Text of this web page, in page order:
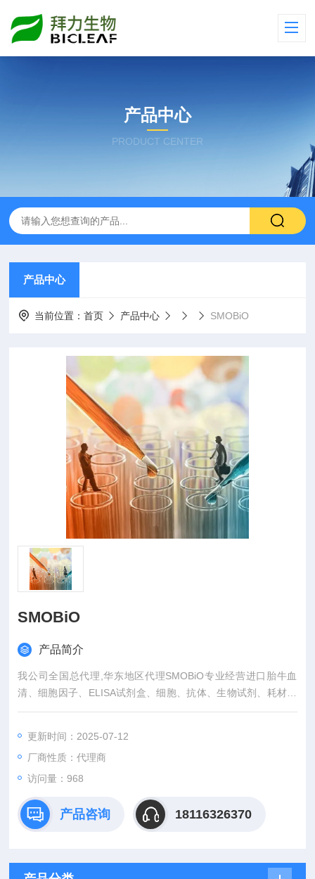
产品中心
PRODUCT CENTER
产品中心
当前位置：首页 产品中心 SMOBiO
SMOBiO
产品简介
我公司全国总代理,华东地区代理SMOBiO专业经营进口胎牛血
清、细胞因子、ELISA试剂盒、细胞、抗体、生物试剂、耗材、
培养基、一抗、二抗、其产品吸附均匀，吸附性好，空白值低，
更新时间：2025-07-12
厂商性质：代理商
访问量：968
产品咨询 18116326370